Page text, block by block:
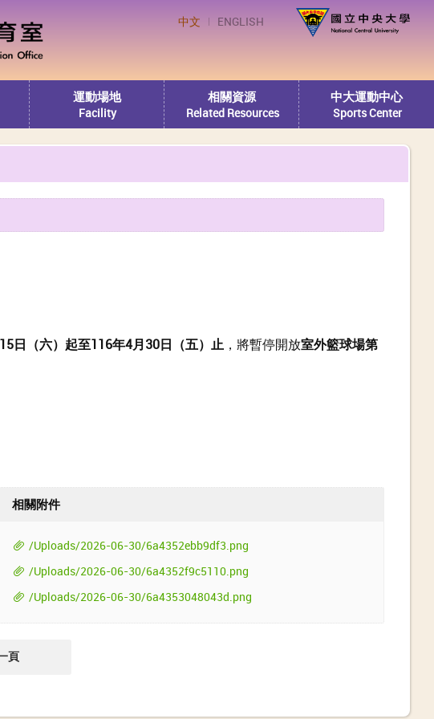
中文 ENGLISH
運動場地
Facility
相關資源
Related Resources
中大運動中心
Sports Center
日（六）起至116年4月30日（五）止 ，將暫停開放室外籃球場第
相關附件
/Uploads/2026-06-30/6a4352ebb9df3.png
/Uploads/2026-06-30/6a4352f9c5110.png
/Uploads/2026-06-30/6a4353048043d.png
頁